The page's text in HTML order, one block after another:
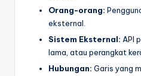
Orang-orang:
eksternal.
Sistem Eksternal: API
lama, atau perangkat
Hubungan: Garis yang